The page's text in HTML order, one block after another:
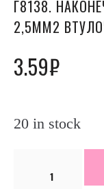
Г8138.
2,5ММ2
3.59₽
20 in stock
Наконечник